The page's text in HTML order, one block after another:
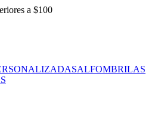
a $100
ALFOMBRILAS